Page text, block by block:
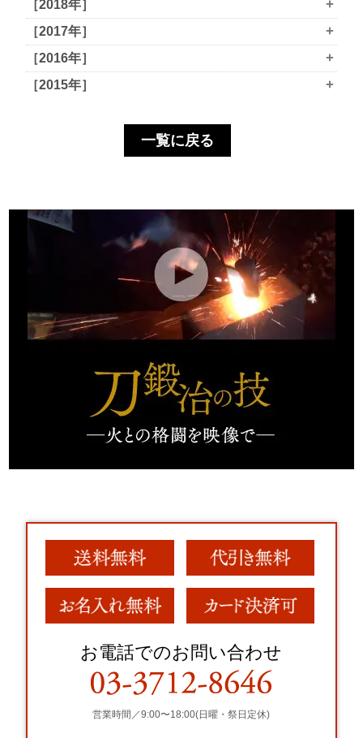
［2018年］ +
［2017年］ +
［2016年］ +
［2015年］ +
一覧に戻る
お電話でのお問い合わせ
営業時間／9:00〜18:00(日曜・祭日定休)